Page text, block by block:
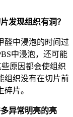
发现组织有洞？
醛中浸泡的时间过
中浸泡，还可能
原因都会使组织
组织没有在切片前
片。
异常明亮的亮